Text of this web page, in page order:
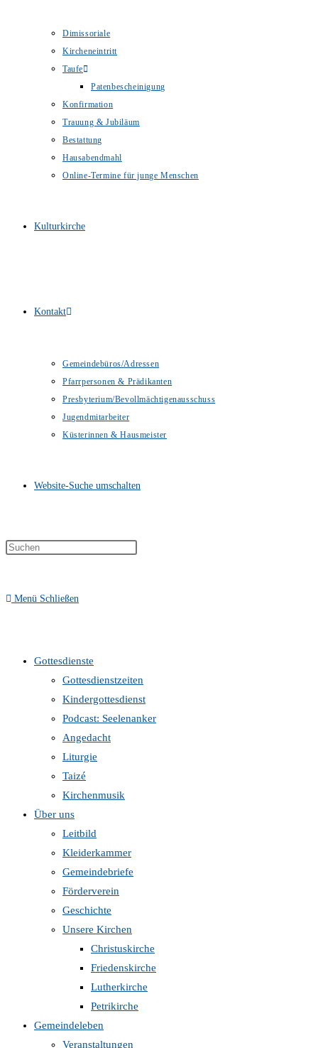
Dimissoriale
Kircheneintritt
Taufe
Patenbescheinigung
Konfirmation
Trauung & Jubiläum
Bestattung
Hausabendmahl
Online-Termine für junge Menschen
Kulturkirche
Kontakt
Gemeindebüros/Adressen
Pfarrpersonen & Prädikanten
Presbyterium/Bevollmächtigenausschuss
Jugendmitarbeiter
Küsterinnen & Hausmeister
Website-Suche umschalten
Menü Schließen
Gottesdienste
Gottesdienstzeiten
Kindergottesdienst
Podcast: Seelenanker
Angedacht
Liturgie
Taizé
Kirchenmusik
Über uns
Leitbild
Kleiderkammer
Gemeindebriefe
Förderverein
Geschichte
Unsere Kirchen
Christuskirche
Friedenskirche
Lutherkirche
Petrikirche
Gemeindeleben
Veranstaltungen